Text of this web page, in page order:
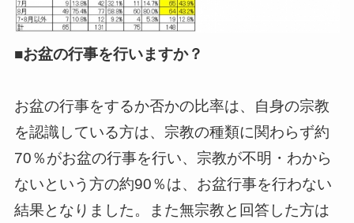
■お盆の行事を行いますか？
お盆の行事をするか否かの比率は、自身の宗教
を認識している方は、宗教の種類に関わらず約
70％がお盆の行事を行い、宗教が不明・わから
ないという方の約90％は、お盆行事を行わない
結果となりました。また無宗教と回答した方は